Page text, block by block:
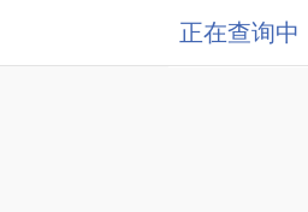
正在查询中